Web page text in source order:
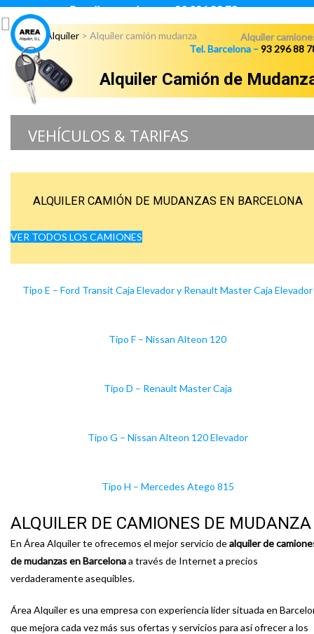
Para llamar pulsar: 93 296 88 78
Área Alquiler> Alquiler camión mudanza
Alquiler
Tel. Barcelona –93 296 88
Alquiler Camión de
VEHÍCULOS & TARIFAS
ALQUILER CAMIÓN DE MUDANZAS EN BARCELONA
VER TODOS LOS CAMIONES
Tipo E – Ford Transit Caja Elevador y Renault Master Caja Elevador
Tipo F – Nissan Alteon 120
Tipo D – Renault Master Caja
Tipo G – Nissan Alteon 120 Elevador
Tipo H – Mercedes Atego 815
ALQUILER DE CAMIONES DE MUDANZA
En Área Alquiler te ofrecemos el mejor servicio dealquiler de
de mudanzas en Barcelonaa través de Internet a precios
verdaderamente asequibles.
Área Alquiler es una empresa con experiencia líder situada en
que mejora cada vez más sus ofertas y servicios para así ofrecer a los